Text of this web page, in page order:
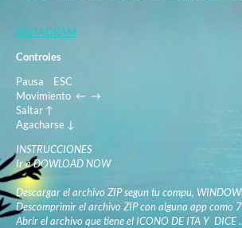
INSTAGRAM
Controles
Pausa ESC
Movimiento ← →
Saltar ↑
Agacharse ↓
INSTRUCCIONES
Ir a DOWLOAD NOW
Descargar el archivo ZIP segun tu compu,
Descomprimir el archivo ZIP con alguna app como
Abrir el archivo que tiene el ICONO DE ITA Y DICE